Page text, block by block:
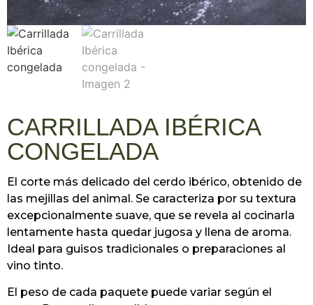
CARRILLADA IBÉRICA
CONGELADA
El corte más delicado del cerdo ibérico, obtenido de
las mejillas del animal. Se caracteriza por su textura
excepcionalmente suave, que se revela al cocinarla
lentamente hasta quedar jugosa y llena de aroma.
Ideal para guisos tradicionales o preparaciones al
vino tinto.
El peso de cada paquete puede variar según el